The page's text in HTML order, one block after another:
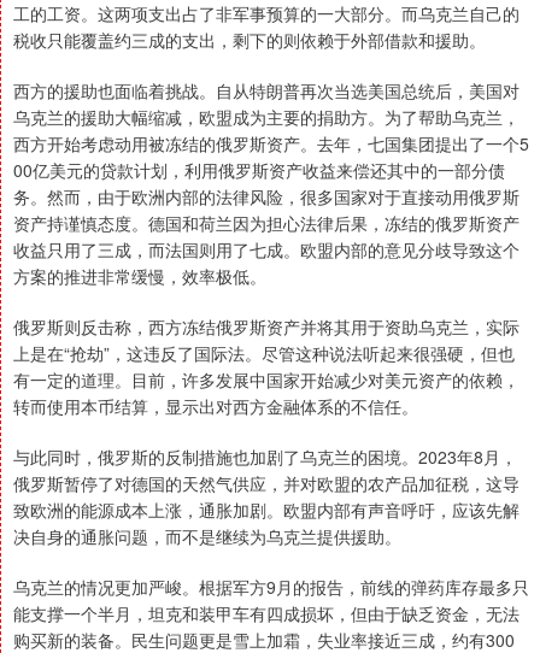
工的工资。这两项支出占了非军事预算的一大部分。而乌克兰自己的
税收只能覆盖约三成的支出，剩下的则依赖于外部借款和援助。
西方的援助也面临着挑战。自从特朗普再次当选美国总统后，美国对
乌克兰的援助大幅缩减，欧盟成为主要的捐助方。为了帮助乌克兰，
西方开始考虑动用被冻结的俄罗斯资产。去年，七国集团提出了一个5
00亿美元的贷款计划，利用俄罗斯资产收益来偿还其中的一部分债
务。然而，由于欧洲内部的法律风险，很多国家对于直接动用俄罗斯
资产持谨慎态度。德国和荷兰因为担心法律后果，冻结的俄罗斯资产
收益只用了三成，而法国则用了七成。欧盟内部的意见分歧导致这个
方案的推进非常缓慢，效率极低。
俄罗斯则反击称，西方冻结俄罗斯资产并将其用于资助乌克兰，实际
上是在“抢劫”，这违反了国际法。尽管这种说法听起来很强硬，但也
有一定的道理。目前，许多发展中国家开始减少对美元资产的依赖，
转而使用本币结算，显示出对西方金融体系的不信任。
与此同时，俄罗斯的反制措施也加剧了乌克兰的困境。2023年8月，
俄罗斯暂停了对德国的天然气供应，并对欧盟的农产品加征税，这导
致欧洲的能源成本上涨，通胀加剧。欧盟内部有声音呼吁，应该先解
决自身的通胀问题，而不是继续为乌克兰提供援助。
乌克兰的情况更加严峻。根据军方9月的报告，前线的弹药库存最多只
能支撑一个半月，坦克和装甲车有四成损坏，但由于缺乏资金，无法
购买新的装备。民生问题更是雪上加霜，失业率接近三成，约有300